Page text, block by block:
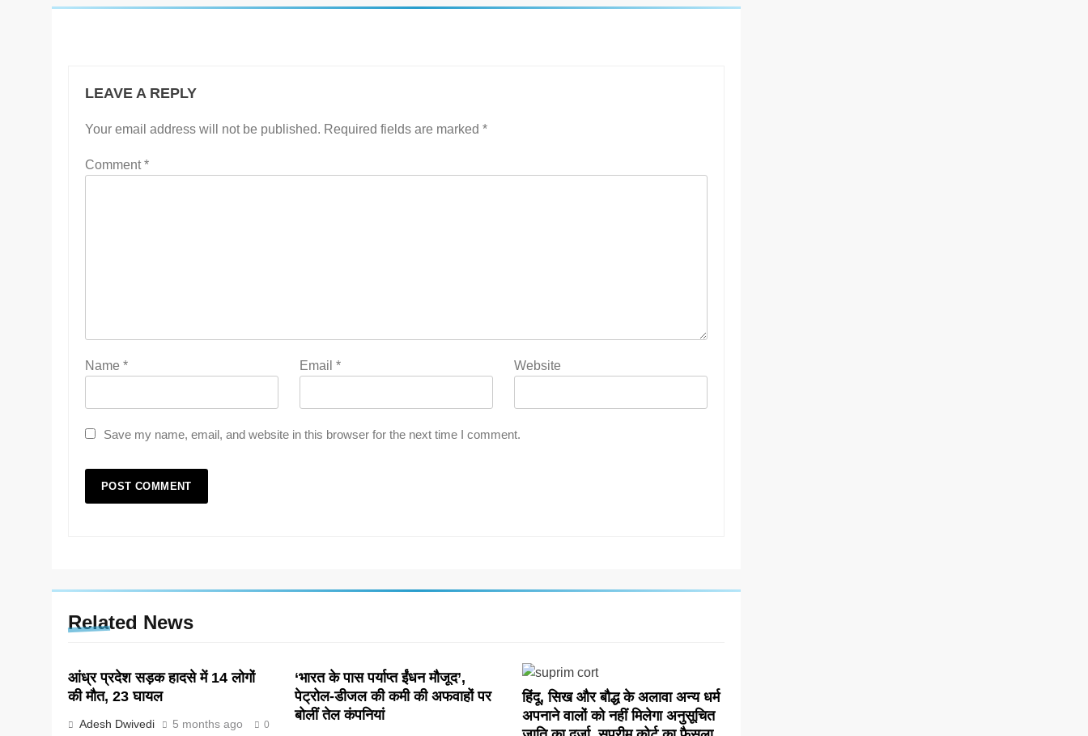
LEAVE A REPLY
Your email address will not be published. Required fields are marked *
Comment*
Name * Email* Website
Save my name, email, and website in this browser for the next time I comment.
Related News
आंध्र प्रदेश सड़क हादसे में 14 लोगों
की मौत, 23 घायल
Adesh Dwivedi 5 months ago 0
‘भारत के पास पर्याप्त ईंधन मौजूद’,
पेट्रोल-डीजल की कमी की अफवाहों पर
बोलीं तेल कंपनियां
हिंदू, सिख और बौद्ध के अलावा अन्य धर्म
अपनाने वालों को नहीं मिलेगा अनुसूचित